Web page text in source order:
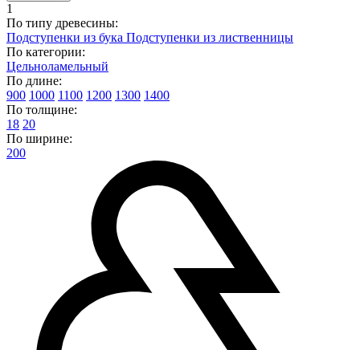
1
По типу древесины:
Подступенки из бука Подступенки из лиственницы
По категории:
Цельноламельный
По длине:
900 1000 1100 1200 1300 1400
По толщине:
18 20
По ширине:
200